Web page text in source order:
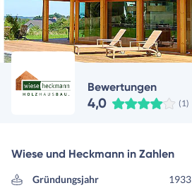
Bewertungen
4,0 (1)
Wiese und Heckmann in Zahlen
Gründungsjahr
1933